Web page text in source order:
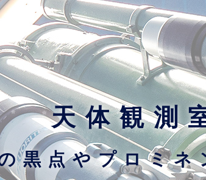
天体観測
黒点やプロミネ